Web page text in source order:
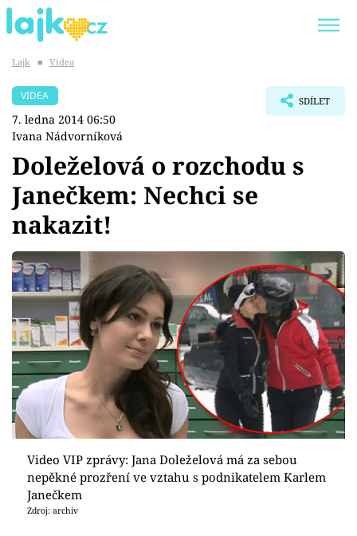
SHOPAHOLICADEL
Témata
Showbyznys
Youtubeři
Virály
Sex a vztahy
Videa
Sledujte prima+
Přihlášení
Lajk ■ Videa
VIDEA
7. ledna 2014 06:50
Ivana Nádvorníková
SDÍLET
Doleželová o rozchodu s
Janečkem: Nechci se
nakazit!
Video VIP zprávy: Jana Doleželová má za sebou
nepěkné prozření ve vztahu s podnikatelem Karlem
Janečkem
Zdroj: archiv